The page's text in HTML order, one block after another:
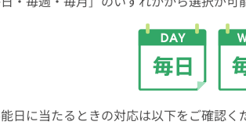
日に当たるときの対応は以下をご確認く